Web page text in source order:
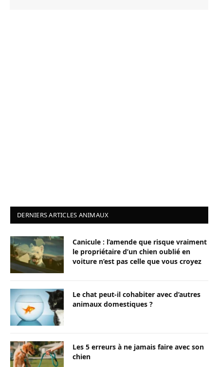
DERNIERS ARTICLES ANIMAUX
Canicule : l’amende que risque vraiment
le propriétaire d’un chien oublié en
voiture n’est pas celle que vous croyez
Le chat peut-il cohabiter avec d’autres
animaux domestiques ?
Les 5 erreurs à ne jamais faire avec son
chien